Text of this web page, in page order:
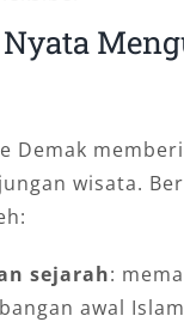
Demak
wisata.
sejarah:
awal